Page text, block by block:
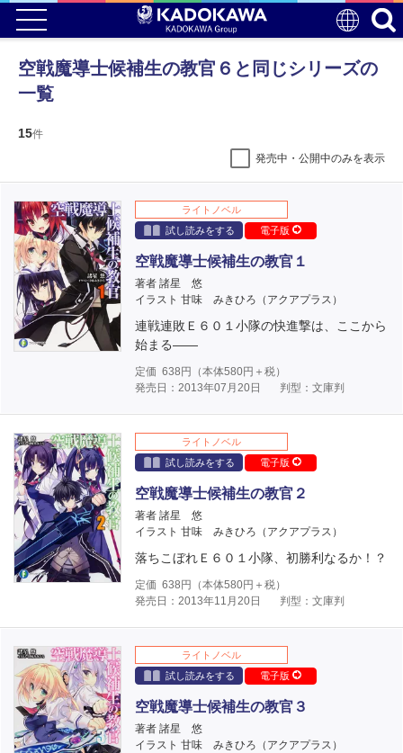
空戦魔導士候補生の教官６と同じシリーズの
一覧
15件
発売中・公開中のみを表示
ライトノベル
試し読みをする
電子版
空戦魔導士候補生の教官１
著者 諸星 悠
イラスト 甘味 みきひろ（アクアプラス）
連戦連敗Ｅ６０１小隊の快進撃は、ここから
始まる――
定価 638 円（本体580円＋税）
発売日：2013年07月20日
判型：文庫判
ライトノベル
試し読みをする
電子版
空戦魔導士候補生の教官２
著者 諸星 悠
イラスト 甘味 みきひろ（アクアプラス）
落ちこぼれＥ６０１小隊、初勝利なるか！？
定価 638 円（本体580円＋税）
発売日：2013年11月20日
判型：文庫判
ライトノベル
試し読みをする
電子版
空戦魔導士候補生の教官３
著者 諸星 悠
イラスト 甘味 みきひろ（アクアプラス）